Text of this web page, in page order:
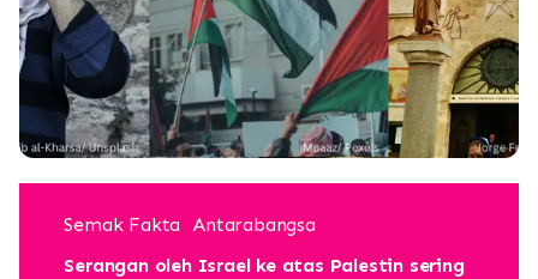
Semak Fakta
Antarabangsa
Serangan oleh Israel ke atas Palestin sering